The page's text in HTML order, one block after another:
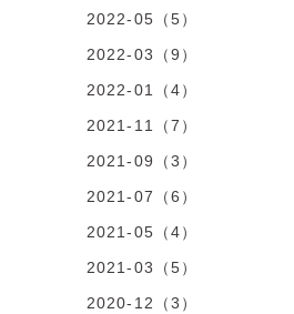
2022-05（5）
2022-03（9）
2022-01（4）
2021-11（7）
2021-09（3）
2021-07（6）
2021-05（4）
2021-03（5）
2020-12（3）